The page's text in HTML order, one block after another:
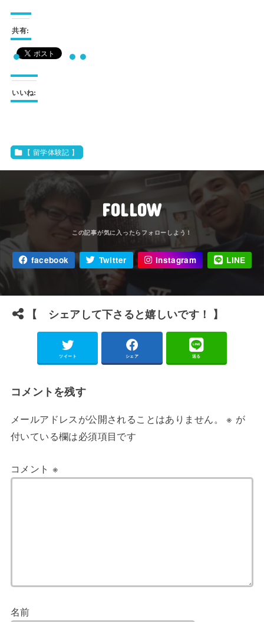
共有:
いいね:
【 留学体験記 】
FOLLOW
facebook Twitter Instagram LINE
【 シェアして下さると嬉しいです！ 】
ツイート シェア 送る
コメントを残す
メールアドレスが公開されることはありません。 ※ が
付いている欄は必須項目です
コメント ※
名前